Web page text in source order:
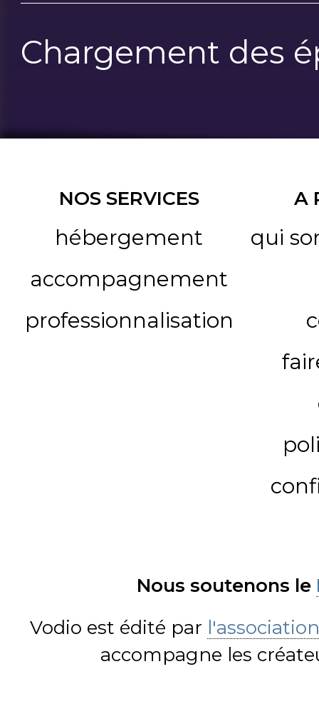
Chargement des
NOS SERVICES
hébergement
accompagnement
professionnalisation
A
qui